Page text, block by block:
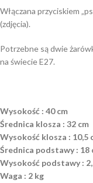
Włączana przyciskiem
(zdjęcia).
Potrzebne są dwie
na świecie E27.
Wysokość : 40 cm
Średnica klosza : 32 cm
Wysokość klosza : 10,5
Średnica podstawy : 18
Wysokość podstawy :
Waga : 2 kg